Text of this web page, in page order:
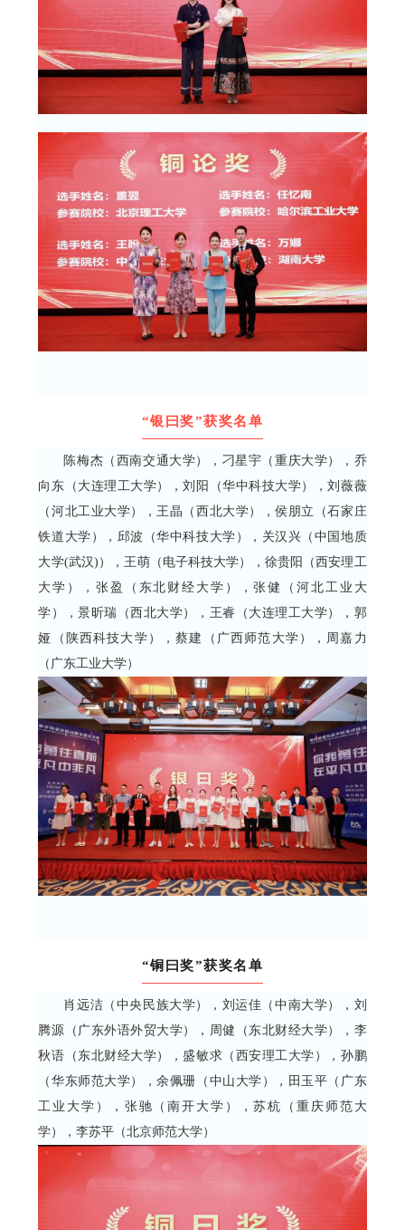
“银曰奖”获奖名单
陈梅杰（西南交通大学），刁星宇（重庆大学），乔
向东（大连理工大学），刘阳（华中科技大学），刘薇薇
（河北工业大学），王晶（西北大学），侯朋立（石家庄
铁道大学），邱波（华中科技大学），关汉兴（中国地质
大学(武汉)），王萌（电子科技大学），徐贵阳（西安理工
大学），张盈（东北财经大学），张健（河北工业大
学），景昕瑞（西北大学），王睿（大连理工大学），郭
娅（陕西科技大学），蔡建（广西师范大学），周嘉力
（广东工业大学）
“铜曰奖”获奖名单
肖远洁（中央民族大学），刘运佳（中南大学），刘
腾源（广东外语外贸大学），周健（东北财经大学），李
秋语（东北财经大学），盛敏求（西安理工大学），孙鹏
（华东师范大学），余佩珊（中山大学），田玉平（广东
工业大学），张驰（南开大学），苏杭（重庆师范大
学），李苏平（北京师范大学）